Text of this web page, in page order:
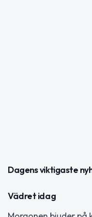
Dagens viktigaste
Vädret idag